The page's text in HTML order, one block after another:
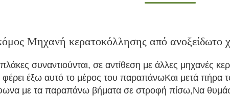
Μηχανή κερατοκόλλησης από ανοξείδωτο
συναντιούνται, σε αντίθεση με άλλες μηχανές
φέρει έξω αυτό το μέρος του παραπάνωΚαι μετά
με τα παραπάνω βήματα σε στροφή πίσω,Να